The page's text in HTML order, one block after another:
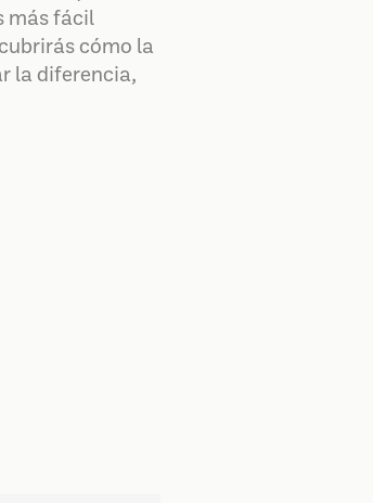
más fácil
cómo la
la diferencia,